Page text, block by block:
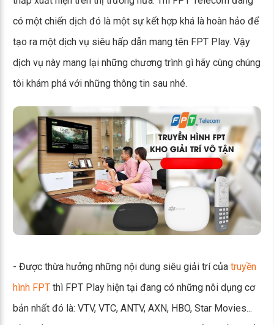
có một chiến dịch đó là một sự kết hợp khá là hoàn hảo để
tạo ra một dịch vụ siêu hấp dẫn mang tên FPT Play. Vậy
dịch vụ này mang lại những chương trình gì hãy cùng chúng
tôi khám phá với những thông tin sau nhé.
- Được thừa hưởng những nội dung siêu giải trí của truyền
hình FPT thì FPT Play hiện tại đang có những nôi dụng cơ
bản nhất đó là: VTV, VTC, ANTV, AXN, HBO, Star Movies...